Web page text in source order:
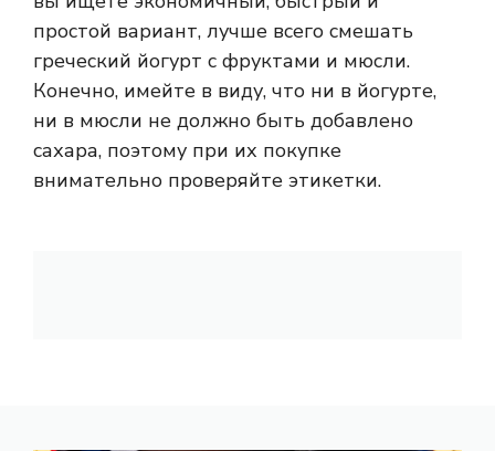
простой вариант, лучше всего смешать
греческий йогурт с фруктами и мюсли.
Конечно, имейте в виду, что ни в йогурте,
ни в мюсли не должно быть добавлено
сахара, поэтому при их покупке
внимательно проверяйте этикетки.